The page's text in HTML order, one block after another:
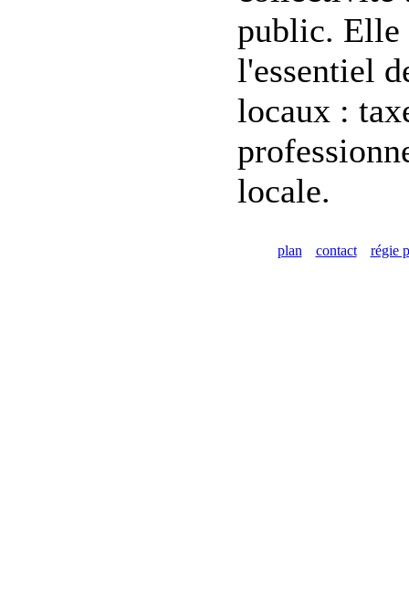
public. Elle
l'essentiel
locaux :
locale.
plan contact régie